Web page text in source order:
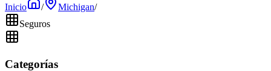
Inicio
/ Michigan/
Seguros
Categorías